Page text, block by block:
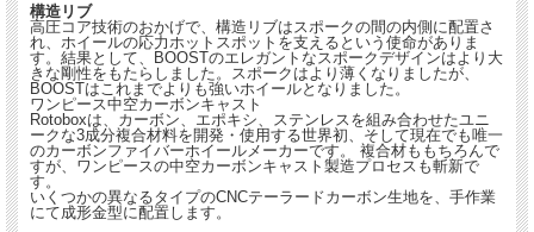
構造リブ
高圧コア技術のおかげで、構造リブはスポークの間の内側に配置さ
れ、ホイールの応力ホットスポットを支えるという使命がありま
す。結果として、BOOSTのエレガントなスポークデザインはより大
きな剛性をもたらしました。スポークはより薄くなりましたが、
BOOSTはこれまでよりも強いホイールとなりました。
ワンピース中空カーボンキャスト
Rotoboxは、カーボン、エポキシ、ステンレスを組み合わせたユニ
ークな3成分複合材料を開発・使用する世界初、そして現在でも唯一
のカーボンファイバーホイールメーカーです。 複合材ももちろんで
すが、ワンピースの中空カーボンキャスト製造プロセスも斬新で
す。
いくつかの異なるタイプのCNCテーラードカーボン生地を、手作業
にて成形金型に配置します。